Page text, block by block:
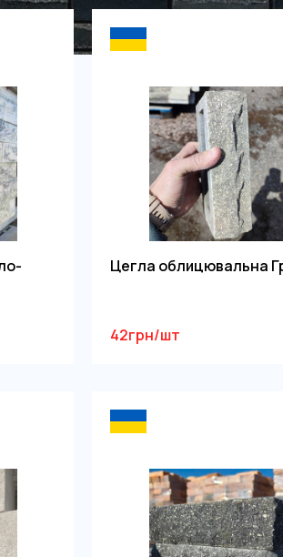
Цегла облицювальна
42грн/шт